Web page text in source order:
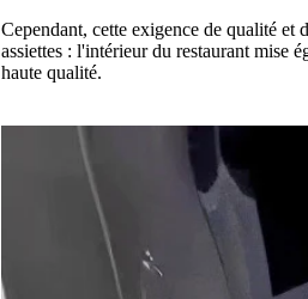
Cependant, cette exigence de qualité et
assiettes : l'intérieur du restaurant mise
haute qualité.